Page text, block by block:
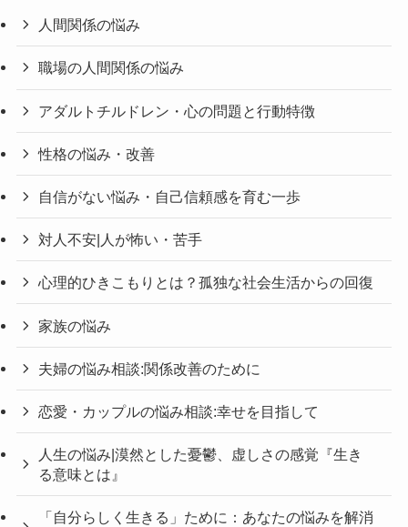
人間関係の悩み
職場の人間関係の悩み
アダルトチルドレン・心の問題と行動特徴
性格の悩み・改善
自信がない悩み・自己信頼感を育む一歩
対人不安|人が怖い・苦手
心理的ひきこもりとは？孤独な社会生活からの回復
家族の悩み
夫婦の悩み相談:関係改善のために
恋愛・カップルの悩み相談:幸せを目指して
人生の悩み|漠然とした憂鬱、虚しさの感覚『生き
る意味とは』
「自分らしく生きる」ために：あなたの悩みを解消